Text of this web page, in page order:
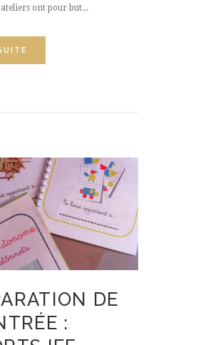
ont pour but...
DE
: